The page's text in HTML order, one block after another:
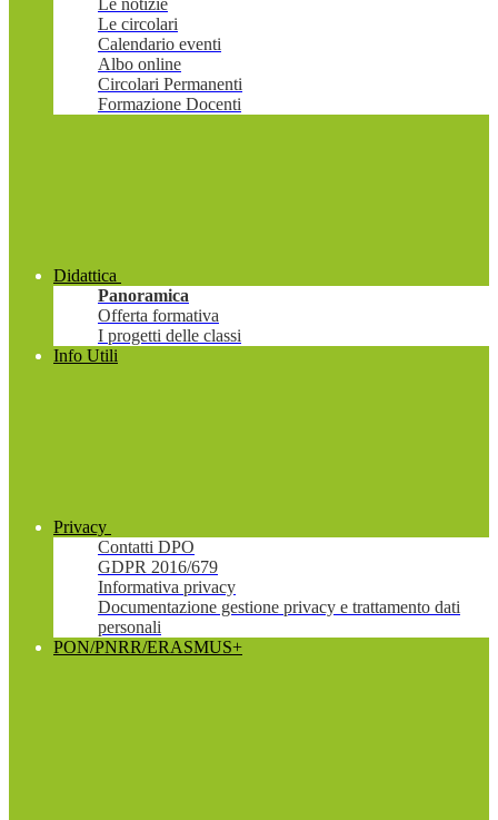
Le notizie
Le circolari
Calendario eventi
Albo online
Circolari Permanenti
Formazione Docenti
Didattica
Panoramica
Offerta formativa
I progetti delle classi
Info Utili
Privacy
Contatti DPO
GDPR 2016/679
Informativa privacy
Documentazione gestione privacy e trattamento dati
personali
PON/PNRR/ERASMUS+